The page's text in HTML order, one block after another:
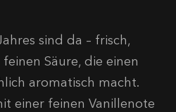
sind da – frisch,
Säure, die einen
aromatisch macht.
einer feinen Vanillenote